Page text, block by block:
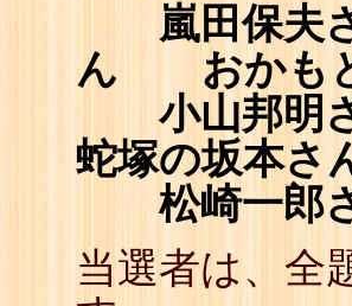
嵐田保夫
ん おかも
小山邦明
蛇塚の坂本さ
松崎一郎
当選者は、全